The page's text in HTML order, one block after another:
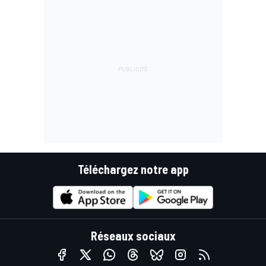
Téléchargez notre app
Réseaux sociaux